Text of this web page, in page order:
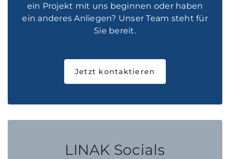
ein Projekt mit uns beginnen oder haben
ein anderes Anliegen? Unser Team steht für
Sie bereit.
Jetzt kontaktieren
LINAK Socials